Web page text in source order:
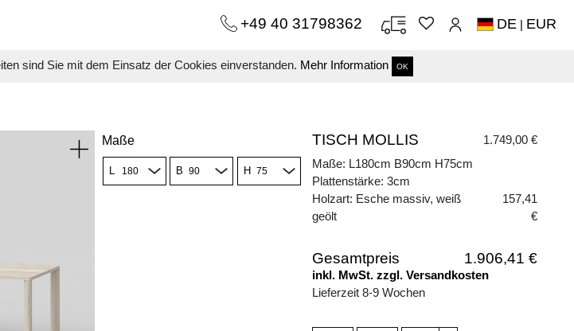
sind Sie mit dem Einsatz der Cookies einverstanden. Mehr Information OK
+49 40 31798362 DE | EUR
Maße
L B H
TISCH MOLLIS
1.749,00 €
Maße: L180cm B90cm H75cm
Plattenstärke: 3cm
Holzart: Esche massiv, weiß
geölt
157,41
€
Gesamtpreis 1.906,41 €
inkl. MwSt. zzgl. Versandkosten
Lieferzeit 8-9 Wochen